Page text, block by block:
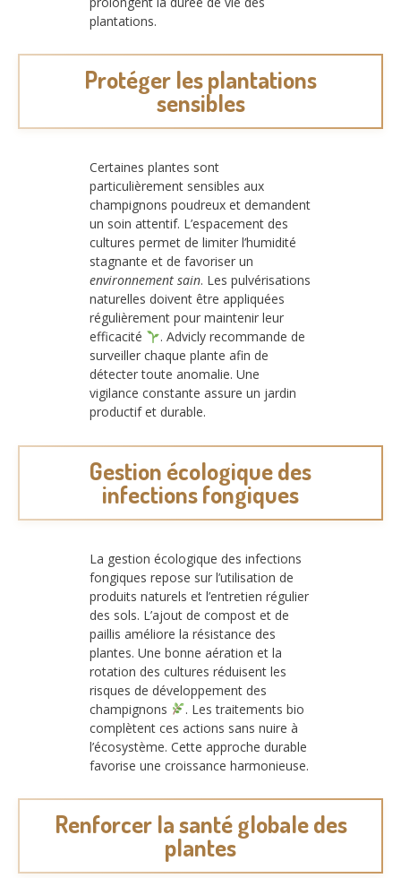
plantations.
Protéger les plantations
sensibles
Certaines plantes sont
particulièrement sensibles aux
champignons poudreux et demandent
un soin attentif. L’espacement des
cultures permet de limiter l’humidité
stagnante et de favoriser un
environnement sain. Les pulvérisations
naturelles doivent être appliquées
régulièrement pour maintenir leur
efficacité
. Advicly recommande de
surveiller chaque plante afin de
détecter toute anomalie. Une
vigilance constante assure un jardin
productif et durable.
Gestion écologique des
infections fongiques
La gestion écologique des infections
fongiques repose sur l’utilisation de
produits naturels et l’entretien régulier
des sols. L’ajout de compost et de
paillis améliore la résistance des
plantes. Une bonne aération et la
rotation des cultures réduisent les
risques de développement des
champignons
. Les traitements bio
complètent ces actions sans nuire à
l’écosystème. Cette approche durable
favorise une croissance harmonieuse.
Renforcer la santé globale des
plantes